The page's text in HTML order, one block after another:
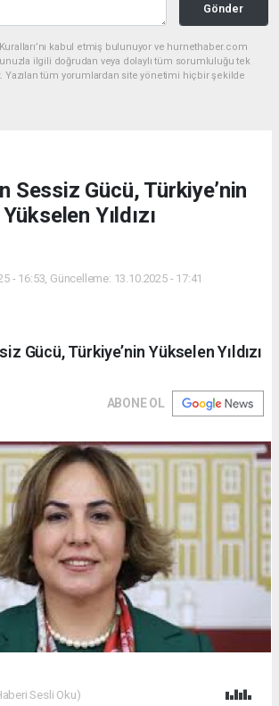
Gönder
kabul etmiş bulunuyor ve hurnethaber.com
ilgili doğrudan veya dolaylı tüm sorumluluğu tek
Yazılan tüm yorumlardan site yönetimi hiçbir şekilde
Sessiz Gücü, Türkiye’nin
Yükselen Yıldızı
- 16:53, Güncelleme: 13.10.2025 - 17:41
Gücü, Türkiye’nin Yükselen Yıldızı
ABONE OL
Sesli Oku)